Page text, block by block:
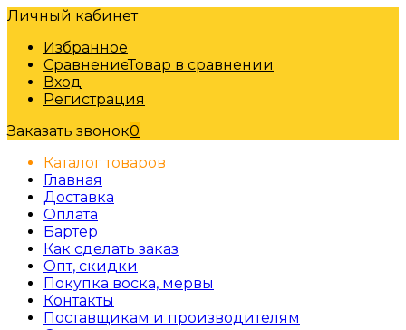
Личный кабинет
Избранное
СравнениеТовар в сравнении
Вход
Регистрация
Заказать звонок0
Каталог товаров
Главная
Доставка
Оплата
Бартер
Как сделать заказ
Опт, скидки
Покупка воска, мервы
Контакты
Поставщикам и производителям